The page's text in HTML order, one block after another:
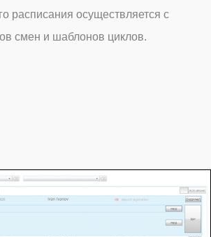
расписания осуществляется с
смен и шаблонов циклов.